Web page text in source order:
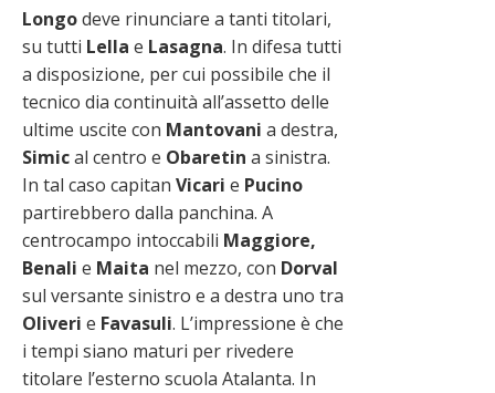
Longodeve rinunciare a tanti titolari,
su tutti Lella e Lasagna. In difesa tutti
a disposizione, per cui possibile che il
tecnico dia continuità all’assetto delle
ultime uscite con Mantovani a destra,
Simical centro e Obaretin a sinistra.
In tal caso capitan Vicari e Pucino
partirebbero dalla panchina. A
centrocampo intoccabili Maggiore,
Benali e Maita nel mezzo, con Dorval
sul versante sinistro e a destra uno tra
Oliveri e Favasuli. L’impressione è che
i tempi siano maturi per rivedere
titolare l’esterno scuola Atalanta. In